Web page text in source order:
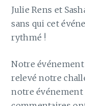
Julie Rens et
sans qui cet
rythmé !
Notre événement
relevé notre
notre événement